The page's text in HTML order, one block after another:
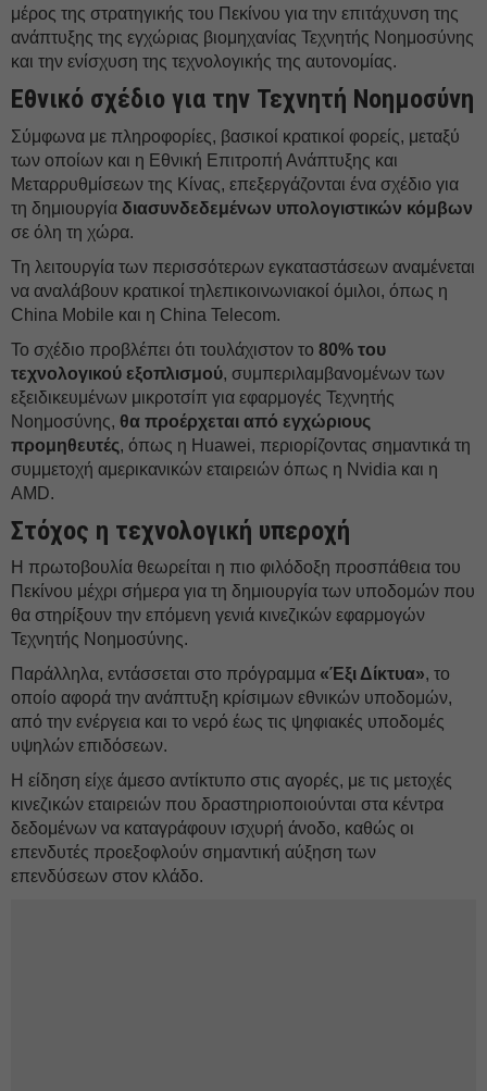
μέρος της στρατηγικής του Πεκίνου για την επιτάχυνση της
ανάπτυξης της εγχώριας βιομηχανίας Τεχνητής Νοημοσύνης
και την ενίσχυση της τεχνολογικής της αυτονομίας.
Εθνικό σχέδιο για την Τεχνητή Νοημοσύνη
Σύμφωνα με πληροφορίες, βασικοί κρατικοί φορείς, μεταξύ
των οποίων και η Εθνική Επιτροπή Ανάπτυξης και
Μεταρρυθμίσεων της Κίνας, επεξεργάζονται ένα σχέδιο για
τη δημιουργία διασυνδεδεμένων υπολογιστικών κόμβων
σε όλη τη χώρα.
Τη λειτουργία των περισσότερων εγκαταστάσεων αναμένεται
να αναλάβουν κρατικοί τηλεπικοινωνιακοί όμιλοι, όπως η
China Mobile και η China Telecom.
Το σχέδιο προβλέπει ότι τουλάχιστον το 80% του
τεχνολογικού εξοπλισμού, συμπεριλαμβανομένων των
εξειδικευμένων μικροτσίπ για εφαρμογές Τεχνητής
Νοημοσύνης, θα προέρχεται από εγχώριους
προμηθευτές, όπως η Huawei, περιορίζοντας σημαντικά τη
συμμετοχή αμερικανικών εταιρειών όπως η Nvidia και η
AMD.
Στόχος η τεχνολογική υπεροχή
Η πρωτοβουλία θεωρείται η πιο φιλόδοξη προσπάθεια του
Πεκίνου μέχρι σήμερα για τη δημιουργία των υποδομών που
θα στηρίξουν την επόμενη γενιά κινεζικών εφαρμογών
Τεχνητής Νοημοσύνης.
Παράλληλα, εντάσσεται στο πρόγραμμα «Έξι Δίκτυα», το
οποίο αφορά την ανάπτυξη κρίσιμων εθνικών υποδομών,
από την ενέργεια και το νερό έως τις ψηφιακές υποδομές
υψηλών επιδόσεων.
Η είδηση είχε άμεσο αντίκτυπο στις αγορές, με τις μετοχές
κινεζικών εταιρειών που δραστηριοποιούνται στα κέντρα
δεδομένων να καταγράφουν ισχυρή άνοδο, καθώς οι
επενδυτές προεξοφλούν σημαντική αύξηση των
επενδύσεων στον κλάδο.